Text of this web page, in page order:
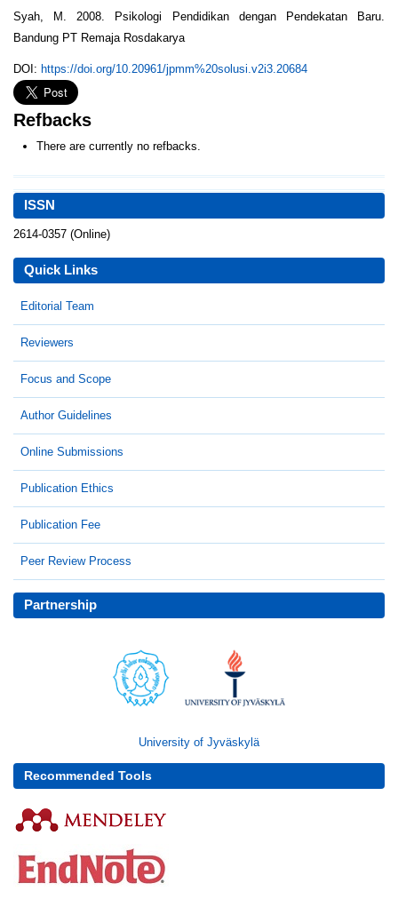
ISSN
2614-0357 (Online)
Quick Links
Editorial Team
Reviewers
Focus and Scope
Author Guidelines
Online Submissions
Publication Ethics
Publication Fee
Peer Review Process
Partnership
University of Jyväskylä
Recommended Tools
Syah, M. 2008. Psikologi Pendidikan dengan Pendekatan Baru.
Bandung PT Remaja Rosdakarya
DOI: https://doi.org/10.20961/jpmm%20solusi.v2i3.20684
Refbacks
There are currently no refbacks.